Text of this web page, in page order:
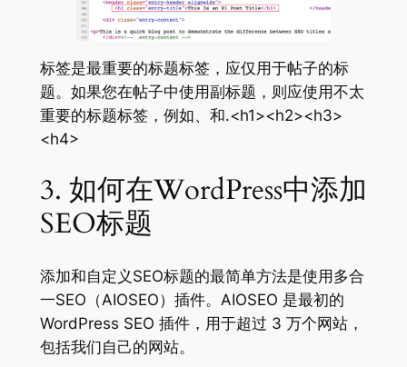
标签是最重要的标题标签，应仅用于帖子的标
题。如果您在帖子中使用副标题，则应使用不太
重要的标题标签，例如、和.<h1><h2><h3>
<h4>
3. 如何在WordPress中添加
SEO标题
添加和自定义SEO标题的最简单方法是使用多合
一SEO（AIOSEO）插件。AIOSEO 是最初的
WordPress SEO 插件，用于超过 3 万个网站，
包括我们自己的网站。